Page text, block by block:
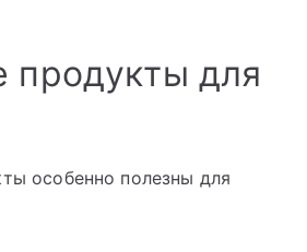
продукты для
особенно полезны для